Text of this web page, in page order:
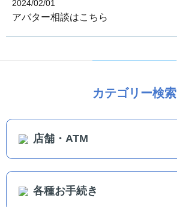
2024/02/01
アバター相談はこちら
カテゴリー検索
店舗・ATM
各種お手続き